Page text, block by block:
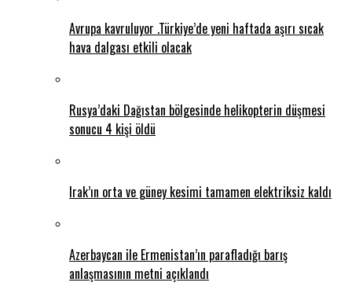
Avrupa kavruluyor .Türkiye’de yeni haftada aşırı sıcak
hava dalgası etkili olacak
Rusya’daki Dağıstan bölgesinde helikopterin düşmesi
sonucu 4 kişi öldü
Irak’ın orta ve güney kesimi tamamen elektriksiz kaldı
Azerbaycan ile Ermenistan’ın parafladığı barış
anlaşmasının metni açıklandı